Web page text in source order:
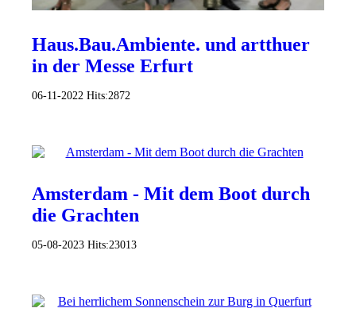
Haus.Bau.Ambiente. und artthuer
in der Messe Erfurt
06-11-2022 Hits:2872
Amsterdam - Mit dem Boot durch
die Grachten
05-08-2023 Hits:23013